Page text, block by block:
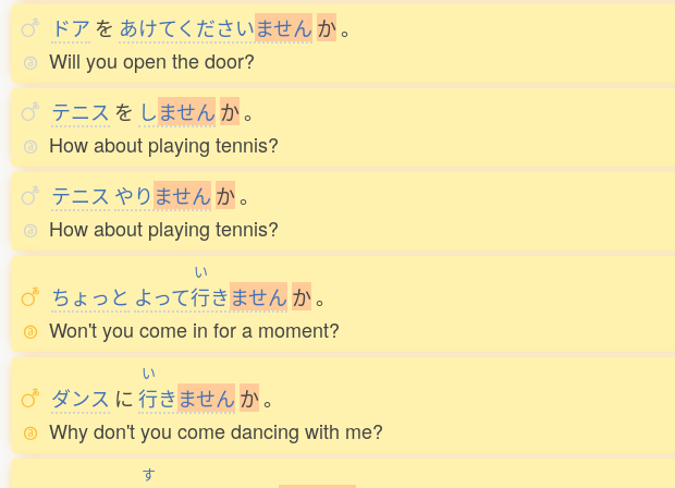
ドア を あけてくださいません か。
Will you open the door?
テニス を しません か。
How about playing tennis?
テニス やり ません か。
How about playing tennis?
ちょっと よって
い
行きません か。
Won't you come in for a moment?
ダンス に
い
行きません か。
Why don't you come dancing with me?
す